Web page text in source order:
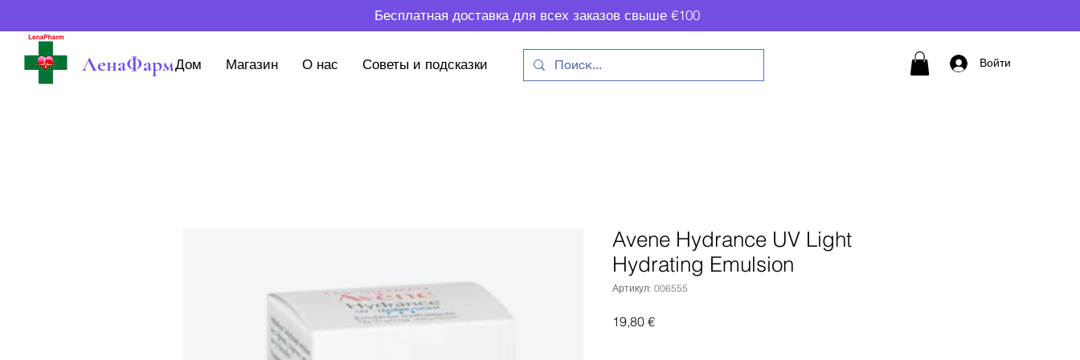
Бесплатная доставка для всех заказов свыше €100
ЛенаФарм Войти
Дом Магазин О нас Советы и подсказки
Avene Hydrance UV Light
Hydrating Emulsion
Артикул: 006555
19,80 €Цена